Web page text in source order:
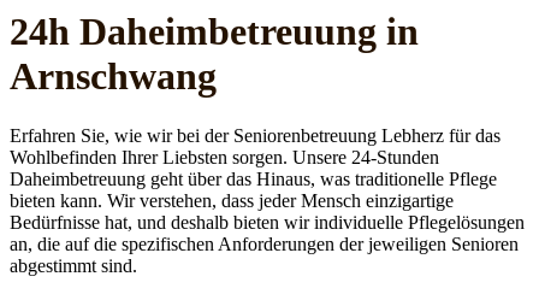
24h Daheim­betreuung in
Arnschwang
Erfahren Sie, wie wir bei der Seniorenbetreuung Lebherz für das
Wohlbefinden Ihrer Liebsten sorgen. Unsere 24-Stunden
Daheimbetreuung geht über das Hinaus, was traditionelle Pflege
bieten kann. Wir verstehen, dass jeder Mensch einzigartige
Bedürfnisse hat, und deshalb bieten wir individuelle Pflegelösungen
an, die auf die spezifischen Anforderungen der jeweiligen Senioren
abgestimmt sind.